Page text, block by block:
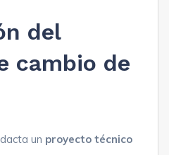
del
cambio de
un proyecto técnico